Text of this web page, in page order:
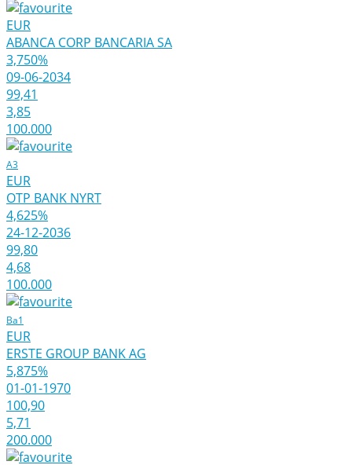
EUR
ABANCA CORP BANCARIA SA
3,750%
09-06-2034
99,41
3,85
100.000
A3
EUR
OTP BANK NYRT
4,625%
24-12-2036
99,80
4,68
100.000
Ba1
EUR
ERSTE GROUP BANK AG
5,875%
01-01-1970
100,90
5,71
200.000